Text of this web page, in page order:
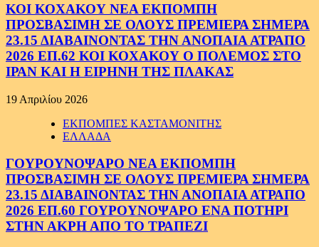
ΚΟΙ ΚΟΧΑΚΟΥ ΝΕΑ ΕΚΠΟΜΠΗ
ΠΡΟΣΒΑΣΙΜΗ ΣΕ ΟΛΟΥΣ ΠΡΕΜΙΕΡΑ ΣΗΜΕΡΑ
23.15 ΔΙΑΒΑΙΝΟΝΤΑΣ ΤΗΝ ΑΝΟΠΑΙΑ ΑΤΡΑΠΟ
2026 ΕΠ.62 ΚΟΙ ΚΟΧΑΚΟΥ Ο ΠΟΛΕΜΟΣ ΣΤΟ
ΙΡΑΝ ΚΑΙ Η ΕΙΡΗΝΗ ΤΗΣ ΠΛΑΚΑΣ
19 Απριλίου 2026
ΕΚΠΟΜΠΕΣ ΚΑΣΤΑΜΟΝΙΤΗΣ
ΕΛΛΑΔΑ
ΓΟΥΡΟΥΝΟΨΑΡΟ ΝΕΑ ΕΚΠΟΜΠΗ
ΠΡΟΣΒΑΣΙΜΗ ΣΕ ΟΛΟΥΣ ΠΡΕΜΙΕΡΑ ΣΗΜΕΡΑ
23.15 ΔΙΑΒΑΙΝΟΝΤΑΣ ΤΗΝ ΑΝΟΠΑΙΑ ΑΤΡΑΠΟ
2026 ΕΠ.60 ΓΟΥΡΟΥΝΟΨΑΡΟ ΕΝΑ ΠΟΤΗΡΙ
ΣΤΗΝ ΑΚΡΗ ΑΠΟ ΤΟ ΤΡΑΠΕΖΙ